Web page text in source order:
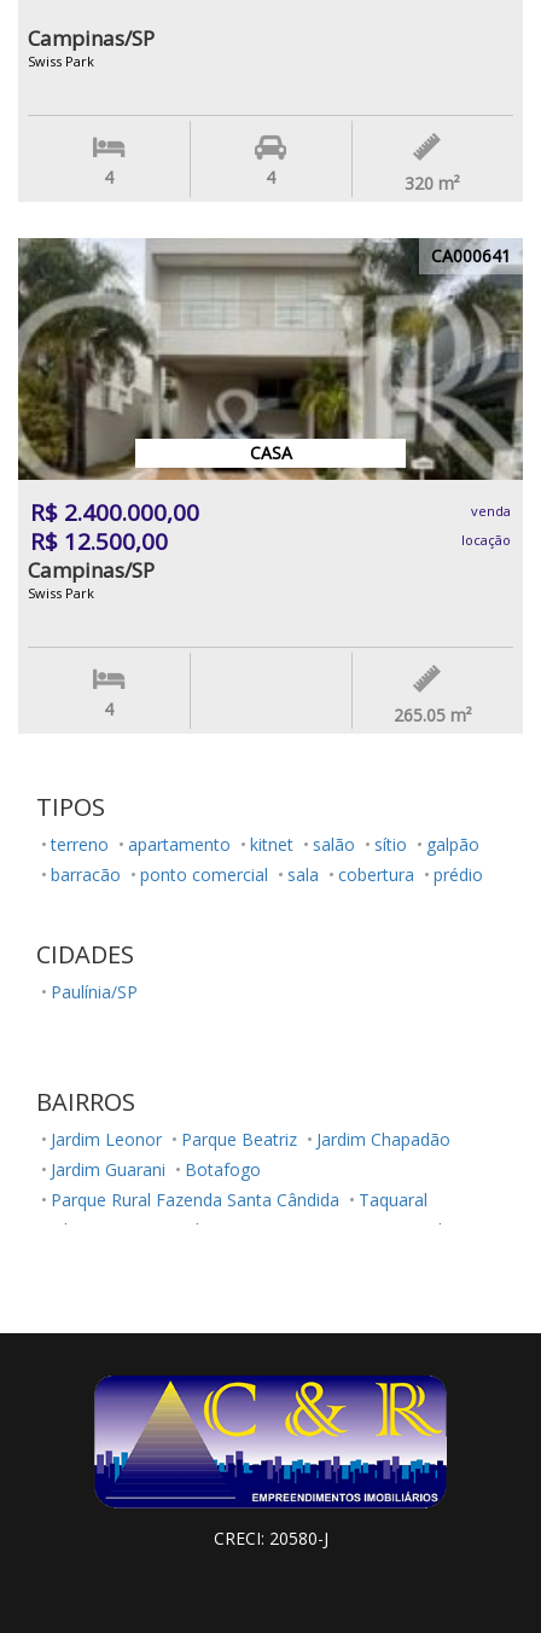
Campinas/SP
Swiss Park
4 4 320 m²
CA000641
CASA
R$ 2.400.000,00 venda
R$ 12.500,00 locação
Campinas/SP
Swiss Park
4 265.05 m²
TIPOS
terreno apartamento kitnet salão sítio
galpão
barracão
ponto comercial sala cobertura prédio
CIDADES
Paulínia/SP
BAIRROS
Jardim Leonor Parque Beatriz
Jardim Chapadão
Jardim Guarani
Botafogo
Parque Rural Fazenda Santa Cândida
Taquaral
Vila Aeroporto
Vila São Bento
Parque Imperador
Jardim Proença I
Tijuco das Telhas
Vila Itapura
Vila Paraíso
Jardim Campos Elíseos
Jardim Nova Europa
CRECI: 20580-J